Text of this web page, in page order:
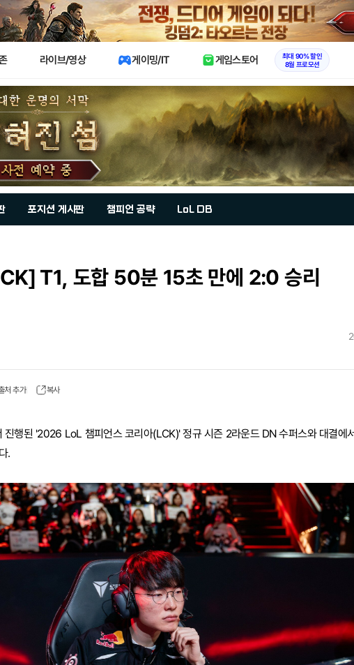
X
라이브/영상 게이밍/IT 게임스토어
최대 90% 할인
8월 프로모션
포지션 게시판 챔피언 공략 LoL DB
T1, 도합 50분 15초 만에 2:0 승리
처 추가 복사
진행된 '2026 LoL 챔피언스 코리아(LCK)' 정규 시즌 2라운드 DN 수퍼스와 대결에
.